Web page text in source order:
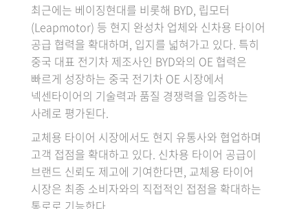
최근에는 베이징현대를 비롯해 BYD, 립모터
(Leapmotor) 등 현지 완성차 업체와 신차용 타이어
공급 협력을 확대하며, 입지를 넓혀가고 있다. 특히
중국 대표 전기차 제조사인 BYD와의 OE 협력은
빠르게 성장하는 중국 전기차 OE 시장에서
넥센타이어의 기술력과 품질 경쟁력을 입증하는
사례로 평가된다.
교체용 타이어 시장에서도 현지 유통사와 협업하며
고객 접점을 확대하고 있다. 신차용 타이어 공급이
브랜드 신뢰도 제고에 기여한다면, 교체용 타이어
시장은 최종 소비자와의 직접적인 접점을 확대하는
통로로 기능한다.